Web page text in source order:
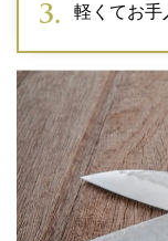
軽くてお手